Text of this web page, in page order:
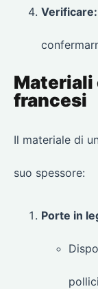
Verificare:
Materiali
francesi
Il materiale di
suo spessore:
Porte in